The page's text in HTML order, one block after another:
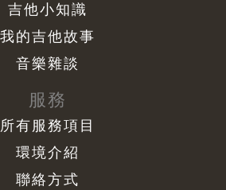
吉他小知識
我的吉他故事
音樂雜談
服務
所有服務項目
環境介紹
聯絡方式